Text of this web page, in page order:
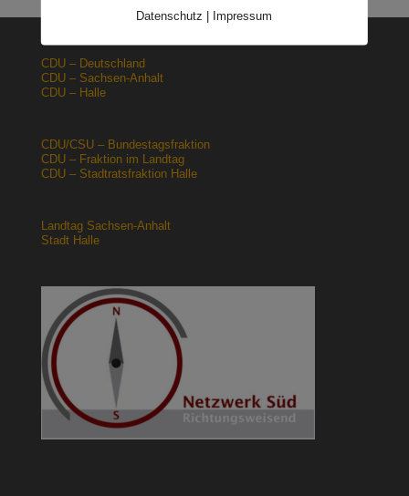
CDU – Deutschland
CDU – Sachsen-Anhalt
CDU – Halle
CDU/CSU – Bundestagsfraktion
CDU – Fraktion im Landtag
CDU – Stadtratsfraktion Halle
Landtag Sachsen-Anhalt
Stadt Halle
Datenschutz | Impressum